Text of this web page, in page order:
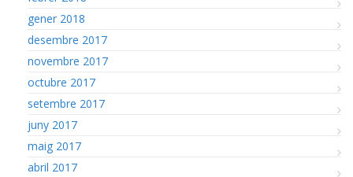
gener 2018
desembre 2017
novembre 2017
octubre 2017
setembre 2017
juny 2017
maig 2017
abril 2017